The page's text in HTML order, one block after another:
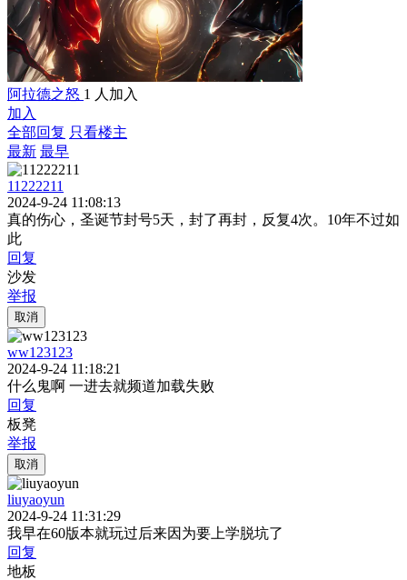
阿拉德之怒 1 人加入
加入
全部回复 只看楼主
最新 最早
11222211
2024-9-24 11:08:13
真的伤心，圣诞节封号5天，封了再封，反复4次。10年不过如
此
回复
沙发
举报
取消
ww123123
2024-9-24 11:18:21
什么鬼啊 一进去就频道加载失败
回复
板凳
举报
取消
liuyaoyun
2024-9-24 11:31:29
我早在60版本就玩过后来因为要上学脱坑了
回复
地板